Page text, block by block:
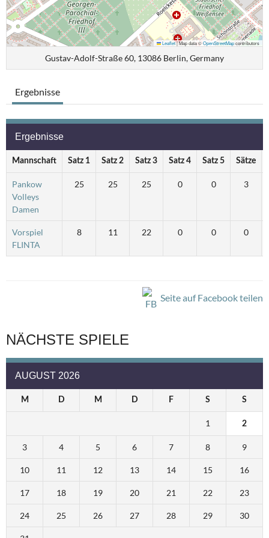
Leaflet|Map data ©OpenStreetMapcontributors
Gustav-Adolf-Straße 60, 13086 Berlin, Germany
Ergebnisse
Ergebnisse
Mannschaft Satz 1 Satz 2 Satz 3 Satz 4 Satz 5 Sätze
Pankow
Volleys
Damen
25 25 25 0 0 3
Vorspiel
FLINTA
8 11 22 0 0 0
Seite auf Facebook teilen
NÄCHSTE SPIELE
AUGUST 2026
M D M D F S S
1 2
3 4 5 6 7 8 9
10 11 12 13 14 15 16
17 18 19 20 21 22 23
24 25 26 27 28 29 30